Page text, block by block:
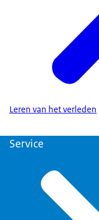
Leren van het verleden
Service